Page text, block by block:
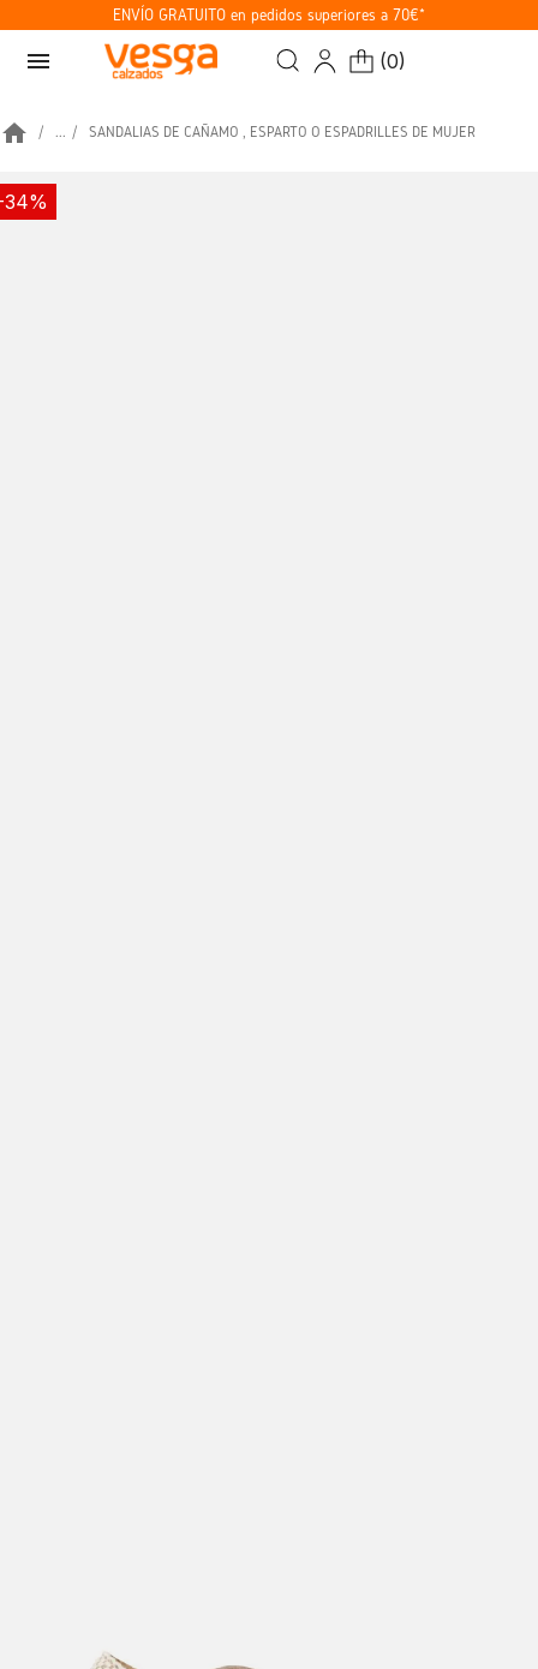
ENVÍO GRATUITO en pedidos superiores a 70€*
menu (0)
home ... SANDALIAS DE CAÑAMO , ESPARTO O ESPADRILLES DE MUJER